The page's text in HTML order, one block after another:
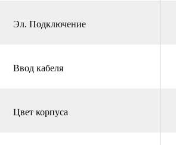
Эл. Подключение
Ввод кабеля
Цвет корпуса